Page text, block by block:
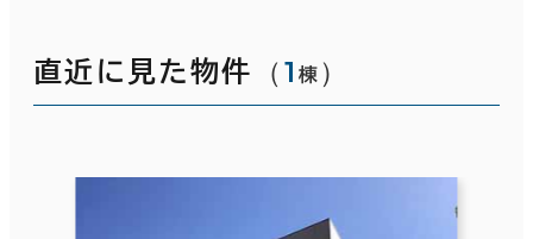
直近に見た物件 （1 棟 ）